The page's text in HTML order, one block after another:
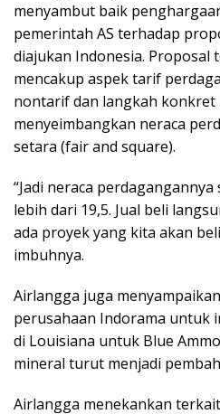
menyambut baik
pemerintah AS terhadap
diajukan Indonesia. Proposal
mencakup aspek tarif
nontarif dan langkah
menyeimbangkan neraca
setara (fair and square).
“Jadi neraca
lebih dari 19,5. Jual beli
ada proyek yang kita akan
imbuhnya.
Airlangga juga
perusahaan Indorama untuk
di Louisiana untuk Blue
mineral turut menjadi
Airlangga menekankan